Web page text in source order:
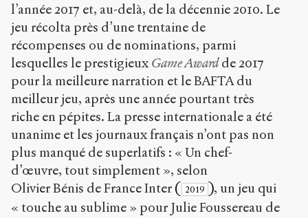
ShareAlike 4.0
International
(CC BY-NC-SA
Accéder
à la
version
PDF
l’année 2017 et, au-delà, de la décennie 2010. Le
jeu récolta près d’une trentaine de
récompenses ou de nominations, parmi
lesquelles le prestigieux Game Awardde 2017
pour la meilleure narration et le BAFTA du
meilleur jeu, après une année pourtant très
riche en pépites. La presse internationale a été
unanime et les journaux français n’ont pas non
plus manqué de superlatifs : « Un chef-
d’œuvre, tout simplement », selon
Olivier Bénis de France Inter ( 2019 ), un jeu qui
« touche au sublime » pour Julie Foussereau de